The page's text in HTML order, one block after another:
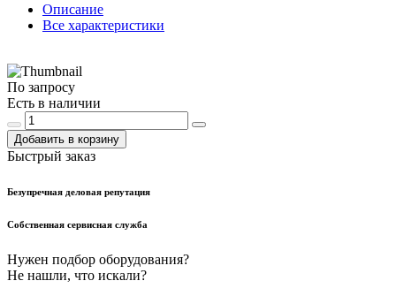
Описание
Все характеристики
По запросу
Есть в наличии
Добавить в корзину
Быстрый заказ
Безупречная деловая репутация
Собственная сервисная служба
Нужен подбор оборудования?
Не нашли, что искали?